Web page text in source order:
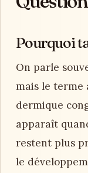
Pourquoi
On parle
mais le terme
dermique
apparaît
restent plus
le